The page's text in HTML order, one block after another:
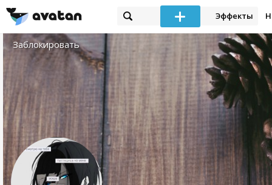
Эффекты
Заблокировать